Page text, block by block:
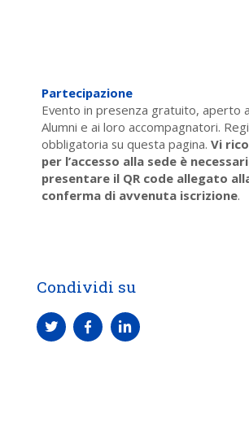
Partecipazione
Evento in presenza gratuito, aperto
Alumni e ai loro accompagnatori.
obbligatoria su questa pagina. Vi
per l’accesso alla sede è
presentare il QR code allegato
conferma di avvenuta iscrizione.
Condividi su